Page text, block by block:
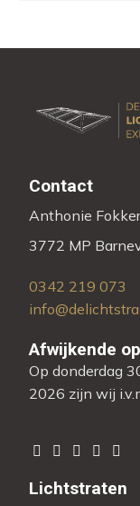
Contact
Anthonie
3772 MP
0342 219 073
Afwijkende
Op donderdag
2026 zijn wij
Lichtstraten